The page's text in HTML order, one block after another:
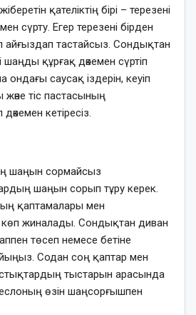
қателіктің бірі – терезені
сүрту. Егер терезені бірден
айғыздап тастайсыз. Сондықтан
құрғақ дәкемен сүртіп
ондағы саусақ іздерін, кеуіп
тіс пастасының
кетіресіз.
шаңын сормайсыз
шаңын сорып тұру керек.
қаптамалары мен
жиналады. Сондықтан диван
төсеп немесе бетіне
Содан соң қаптар мен
тыстарын арасында
өзін шаңсорғышпен